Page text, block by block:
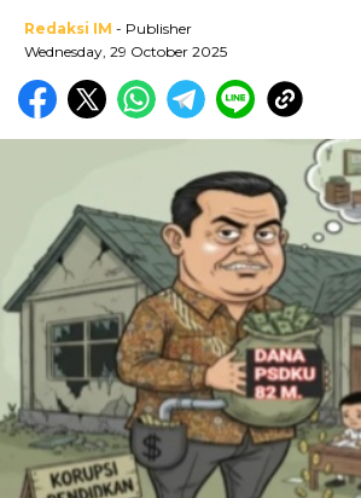
Redaksi IM - Publisher
Wednesday, 29 October 2025